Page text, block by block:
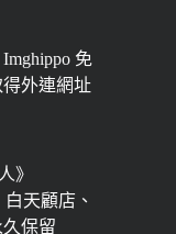
免
外連網址
》
天顧店、
保留